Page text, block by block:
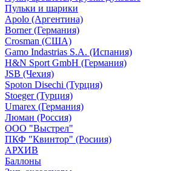
Пульки и шарики
Apolo (Аргентина)
Borner (Германия)
Crosman (США)
Gamo Indastrias S.A. (Испания)
H&N Sport GmbH (Германия)
JSB (Чехия)
Spoton Disechi (Турция)
Stoeger (Турция)
Umarex (Германия)
Люман (Россия)
ООО "Выстрел"
ПКФ "Квинтор" (Росиия)
АРХИВ
Баллоны